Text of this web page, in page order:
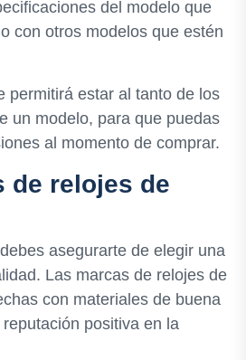
del modelo que
con otros modelos que estén
permitirá estar al tanto de los
un modelo, para que puedas
al momento de comprar.
de relojes de
asegurarte de elegir una
Las marcas de relojes de
con materiales de buena
positiva en la